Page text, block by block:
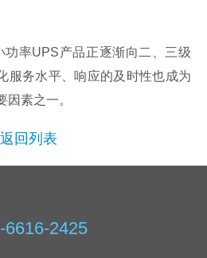
率UPS产品正逐渐向二、三级
服务水平、响应的及时性也成为
因素之一。
返回列表
6616-2425